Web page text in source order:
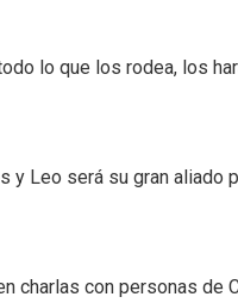
lo que los rodea, los
y Leo será su gran
charlas con personas de